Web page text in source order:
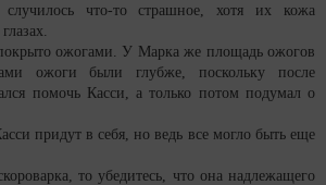
что-то страшное, хотя их кожа
ожогами. У Марка же площадь ожогов
ожоги были глубже, поскольку после
помочь Касси, а только потом подумал о
придут в себя, но ведь все могло быть еще
то убедитесь, что она надлежащего